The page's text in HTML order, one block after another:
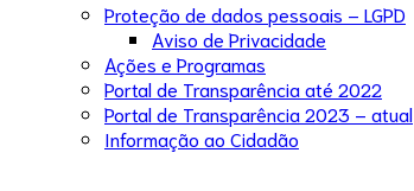
Proteção de dados pessoais – LGPD
Aviso de Privacidade
Ações e Programas
Portal de Transparência até 2022
Portal de Transparência 2023 – atual
Informação ao Cidadão